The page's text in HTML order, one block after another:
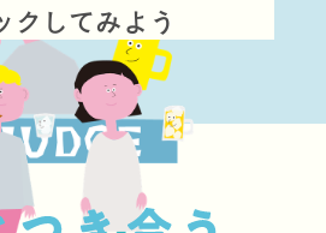
クしてみよう